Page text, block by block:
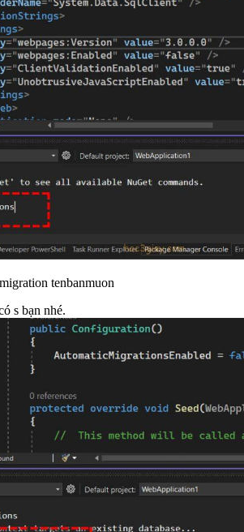
tenbanmuon
s bạn nhé.